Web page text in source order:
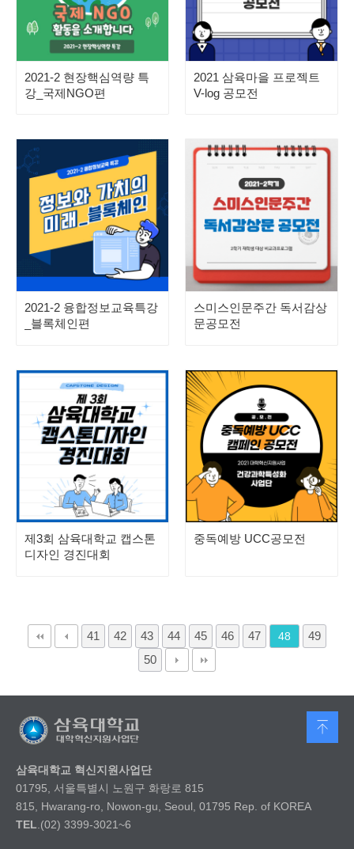
2021-2 현장핵심역량 특
강_국제NGO편
2021 삼육마을 프로젝트
V-log 공모전
2021-2 융합정보교육특강
_블록체인편
스미스인문주간 독서감상
문공모전
제3회 삼육대학교 캡스톤
디자인 경진대회
중독예방 UCC공모전
41 42 43 44 45 46 47 48
49
50
삼육대학교 혁신지원사업단
01795, 서울특별시 노원구 화랑로 815
815, Hwarang-ro, Nowon-gu, Seoul, 01795 Rep. of KOREA
TEL .(02) 3399-3021~6